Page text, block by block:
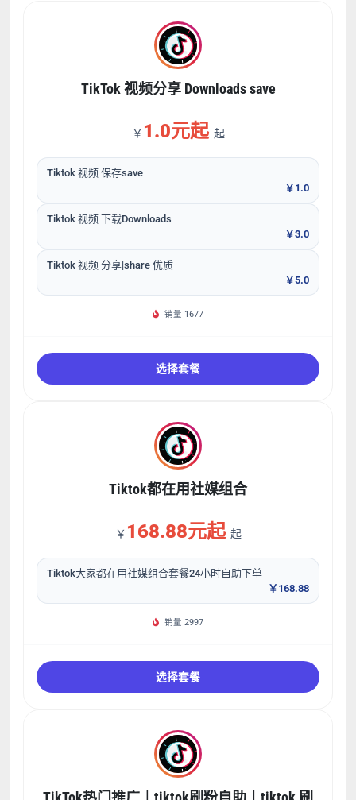
TikTok 视频分享 Downloads save
￥ 1.0元起 起
Tiktok 视频 保存save
￥1.0
Tiktok 视频 下载Downloads
￥3.0
Tiktok 视频 分享|share 优质
￥5.0
销量 1677
选择套餐
Tiktok都在用社媒组合
￥ 168.88元起 起
Tiktok大家都在用社媒组合套餐24小时自助下单
￥168.88
销量 2997
选择套餐